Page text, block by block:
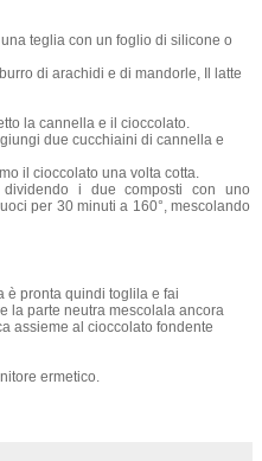
teglia con un foglio di silicone o
di arachidi e di mandorle, Il latte
la cannella e il cioccolato.
due cucchiaini di cannella e
il cioccolato una volta cotta.
i due composti con uno
per 30 minuti a 160°, mescolando
è pronta quindi toglila e fai
la parte neutra mescolala ancora
assieme al cioccolato fondente
ermetico.